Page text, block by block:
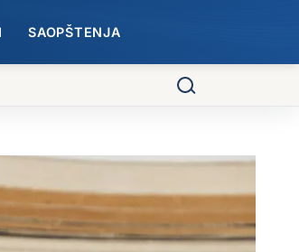
SAOPŠTENJA
Pretraga